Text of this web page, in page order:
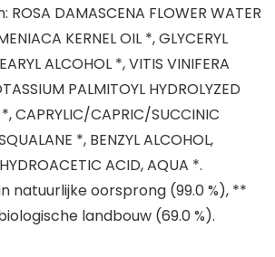
DAMASCENA FLOWER WATER
KERNEL OIL *, GLYCERYL
ALCOHOL *, VITIS VINIFERA
PALMITOYL HYDROLYZED
CAPRYLIC/CAPRIC/SUCCINIC
*, BENZYL ALCOHOL,
ACID, AQUA *.
natuurlijke oorsprong (99.0 %), **
landbouw (69.0 %).